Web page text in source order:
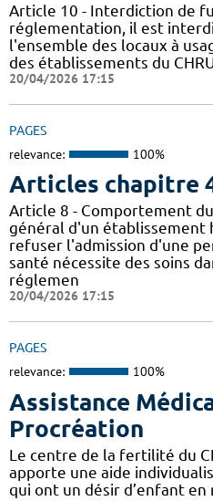
Article 10 - Interdiction de
réglementation, il est
l'ensemble des locaux à
des établissements du
20/04/2026 17:15
PAGES
relevance: 100%
Articles chapitre
Article 8 - Comportement
général d'un établissement
refuser l'admission d'une
santé nécessite des soins
réglemen
20/04/2026 17:15
PAGES
relevance: 100%
Assistance
Procréation
Le centre de la fertilité du
apporte une aide
qui ont un désir d’enfant en